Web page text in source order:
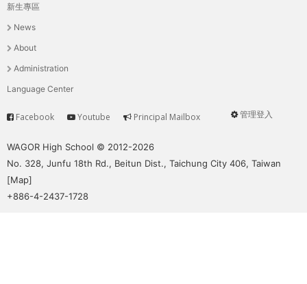
主
選
單
新生專區
News
About
Administration
Language Center
User
管理登入
Service
Facebook Youtube Principal Mailbox
WAGOR High School © 2012-2026
No. 328, Junfu 18th Rd., Beitun Dist., Taichung City 406, Taiwan
[Map]
+886-4-2437-1728